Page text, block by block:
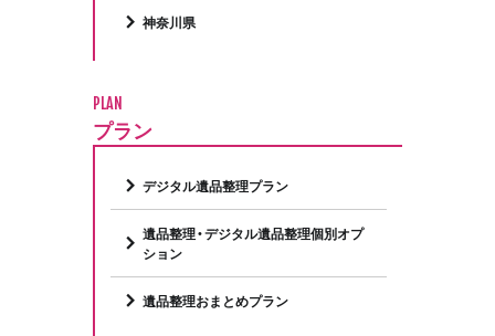
神奈川県
PLAN
プラン
デジタル遺品整理プラン
遺品整理・デジタル遺品整理個別オプ
ション
遺品整理おまとめプラン